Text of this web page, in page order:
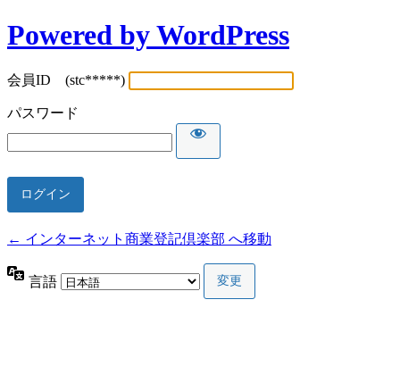
Powered by WordPress
会員ID (stc*****)
パスワード
← インターネット商業登記倶楽部 へ移動
言語